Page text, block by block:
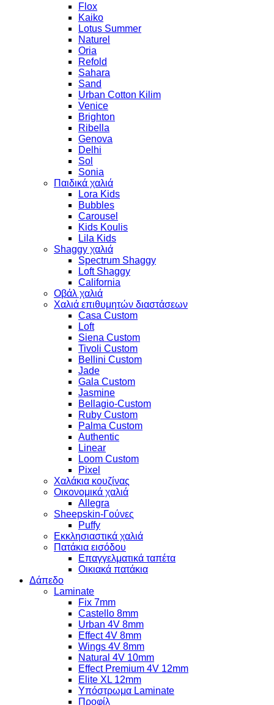
Flox
Kaiko
Lotus Summer
Naturel
Oria
Refold
Sahara
Sand
Urban Cotton Kilim
Venice
Brighton
Ribella
Genova
Delhi
Sol
Sonia
Παιδικά χαλιά
Lora Kids
Bubbles
Carousel
Kids Koulis
Lila Kids
Shaggy χαλιά
Spectrum Shaggy
Loft Shaggy
California
Οβάλ χαλιά
Χαλιά επιθυμητών διαστάσεων
Casa Custom
Loft
Siena Custom
Tivoli Custom
Bellini Custom
Jade
Gala Custom
Jasmine
Bellagio-Custom
Ruby Custom
Palma Custom
Authentic
Linear
Loom Custom
Pixel
Χαλάκια κουζίνας
Οικονομικά χαλιά
Allegra
Sheepskin-Γούνες
Puffy
Εκκλησιαστικά χαλιά
Πατάκια εισόδου
Επαγγελματικά ταπέτα
Οικιακά πατάκια
Δάπεδο
Laminate
Fix 7mm
Castello 8mm
Urban 4V 8mm
Effect 4V 8mm
Wings 4V 8mm
Natural 4V 10mm
Effect Premium 4V 12mm
Elite XL 12mm
Υπόστρωμα Laminate
Προφίλ